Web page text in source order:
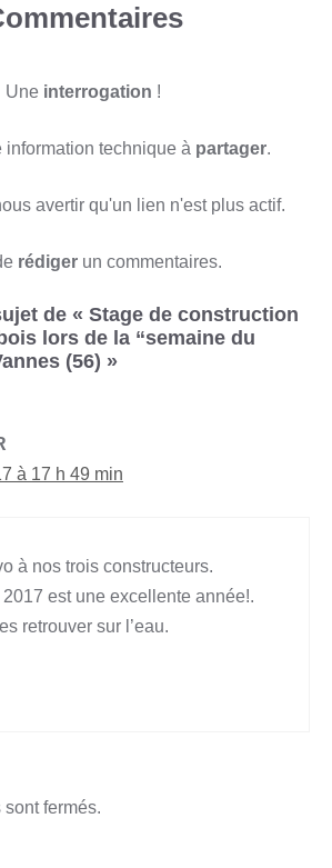
Une interrogation !
information technique à partager.
avertir qu'un lien n'est plus actif.
rédigerun commentaires.
de « Stage de construction
lors de la “semaine du
(56) »
à 17 h 49 min
à nos trois constructeurs.
2017 est une excellente année!.
retrouver sur l’eau.
fermés.